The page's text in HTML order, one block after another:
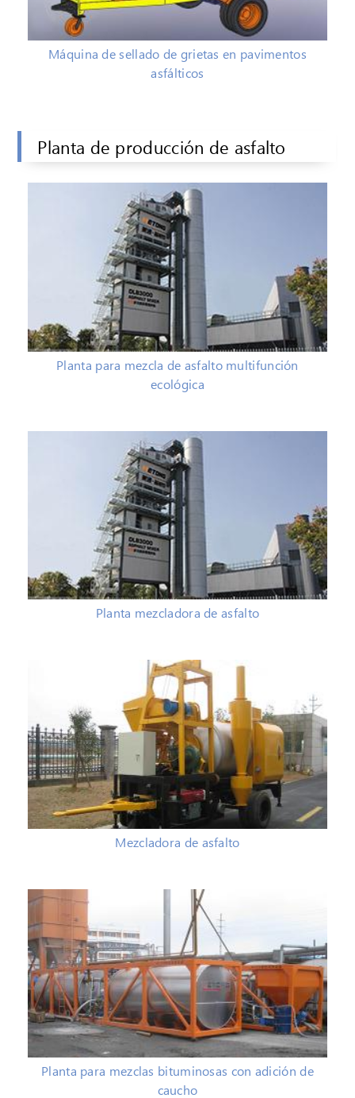
Máquina de sellado de grietas en pavimentos
asfálticos
Planta de producción de asfalto
Planta para mezcla de asfalto multifunción
ecológica
Planta mezcladora de asfalto
Mezcladora de asfalto
Planta para mezclas bituminosas con adición de
caucho